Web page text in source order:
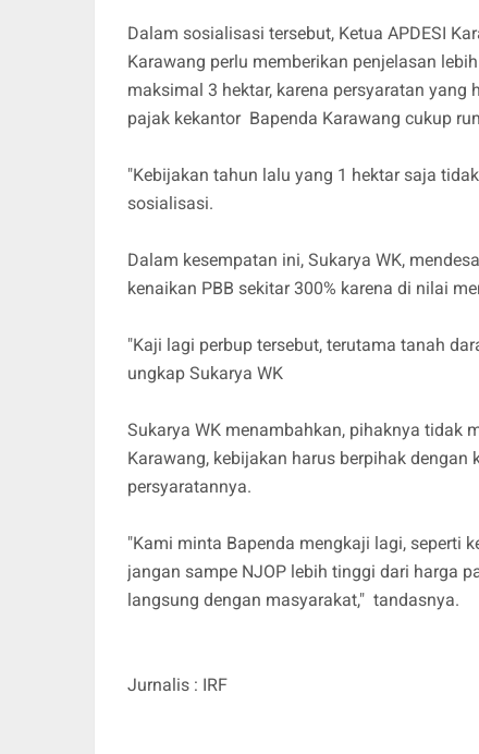
Dalam sosialisasi tersebut, Ketua APDESI
Karawang perlu memberikan penjelasan
maksimal 3 hektar, karena persyaratan
pajak kekantor Bapenda Karawang cukup
"Kebijakan tahun lalu yang 1 hektar saja
sosialisasi.
Dalam kesempatan ini, Sukarya WK,
kenaikan PBB sekitar 300% karena di nilai
"Kaji lagi perbup tersebut, terutama tanah
ungkap Sukarya WK
Sukarya WK menambahkan, pihaknya tidak
Karawang, kebijakan harus berpihak
persyaratannya.
"Kami minta Bapenda mengkaji lagi, seperti
jangan sampe NJOP lebih tinggi dari harga
langsung dengan masyarakat," tandasnya.
Jurnalis : IRF